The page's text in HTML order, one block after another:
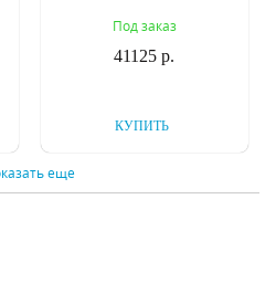
Под заказ
41125 р.
КУПИТЬ
еще